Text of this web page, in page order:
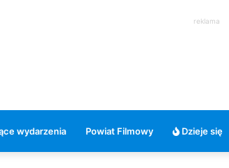
reklama
wydarzenia Powiat Filmowy Dzieje się